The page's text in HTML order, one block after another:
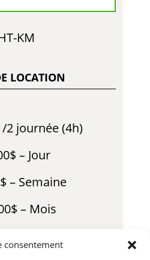
consentement
KM
LOCATION
2 journée (4h)
– Jour
– Semaine
– Mois